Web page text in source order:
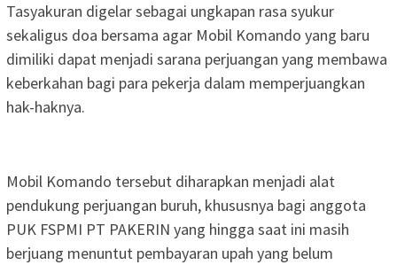
Tasyakuran digelar sebagai ungkapan rasa syukur
sekaligus doa bersama agar Mobil Komando yang baru
dimiliki dapat menjadi sarana perjuangan yang membawa
keberkahan bagi para pekerja dalam memperjuangkan
hak-haknya.
Mobil Komando tersebut diharapkan menjadi alat
pendukung perjuangan buruh, khususnya bagi anggota
PUK FSPMI PT PAKERIN yang hingga saat ini masih
berjuang menuntut pembayaran upah yang belum